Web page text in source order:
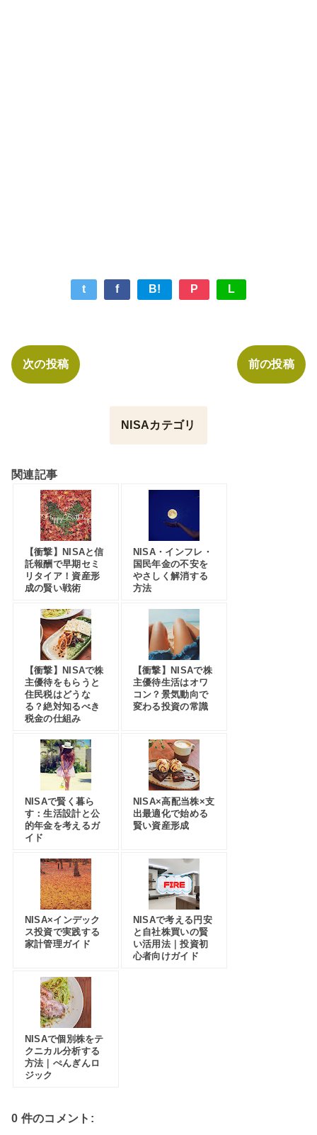
t f B! P L
次の投稿 前の投稿
NISAカテゴリ
関連記事
【衝撃】NISAと信
託報酬で早期セミ
リタイア！資産形
成の賢い戦術
NISA・インフレ・
国民年金の不安を
やさしく解消する
方法
【衝撃】NISAで株
主優待をもらうと
住民税はどうな
る？絶対知るべき
税金の仕組み
【衝撃】NISAで株
主優待生活はオワ
コン？景気動向で
変わる投資の常識
NISAで賢く暮ら
す：生活設計と公
的年金を考えるガ
イド
NISA×高配当株×支
出最適化で始める
賢い資産形成
NISA×インデック
ス投資で実践する
家計管理ガイド
NISAで考える円安
と自社株買いの賢
い活用法｜投資初
心者向けガイド
NISAで個別株をテ
クニカル分析する
方法｜ぺんぎんロ
ジック
0 件のコメント: